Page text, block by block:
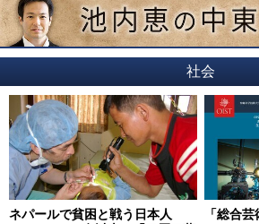
社会
ネパールで貧困と戦う日本人
「総合